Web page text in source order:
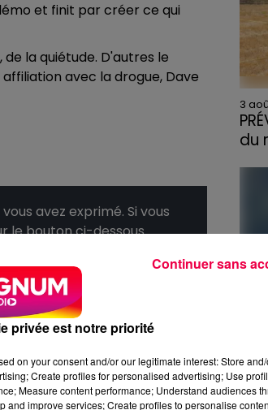
et finit par créer ce qui
la quiétude. D'autres le
avec la drogue, Dave
avez exprimé. Si vous
le bouton ci-dessous.
3
du
3
privée est notre priorité
on your consent and/or our legitimate interest: Store
Create profiles for personalised advertising; Use
Measure content performance; Understand audiences
and improve services; Create profiles to personalise
Continuer sans